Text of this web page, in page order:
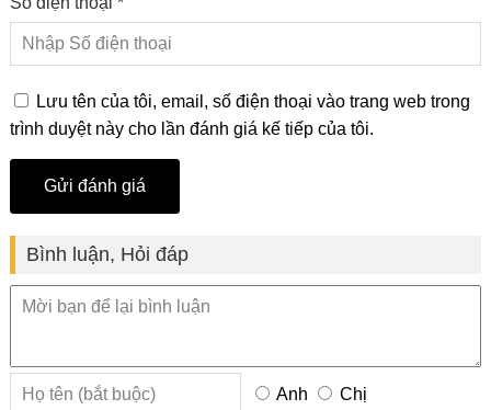
Lưu tên của tôi, email, số điện thoại vào trang web trong
trình duyệt này cho lần đánh giá kế tiếp của tôi.
Bình luận, Hỏi đáp
Anh Chị